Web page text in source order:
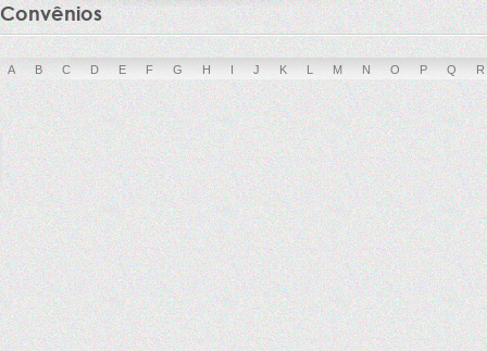
Convênios
A B C D E F G H I J K L M N O P Q R